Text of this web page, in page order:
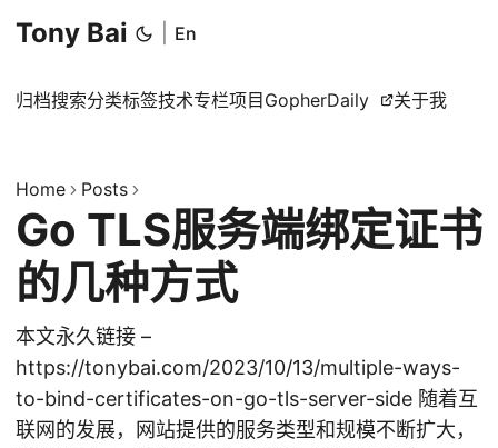
Tony Bai En
归档搜索分类标签技术专栏项目 GopherDaily 关于我
Home Posts
Go TLS服务端绑定证书
的几种方式
本文永久链接 –
https://tonybai.com/2023/10/13/multiple-ways-
to-bind-certificates-on-go-tls-server-side 随着互
联网的发展，网站提供的服务类型和规模不断扩大，